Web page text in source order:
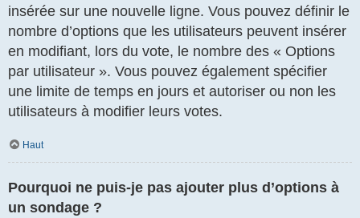
insérée sur une nouvelle ligne. Vous pouvez définir le
nombre d’options que les utilisateurs peuvent insérer
en modifiant, lors du vote, le nombre des « Options
par utilisateur ». Vous pouvez également spécifier
une limite de temps en jours et autoriser ou non les
utilisateurs à modifier leurs votes.
Haut
Pourquoi ne puis-je pas ajouter plus d’options à
un sondage ?